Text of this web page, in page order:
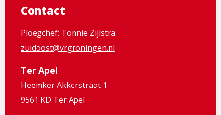
Contact
Ploegchef: Tonnie Zijlstra:
zuidoost@vrgroningen.nl
Ter Apel
Heemker Akkerstraat 1
9561 KD Ter Apel